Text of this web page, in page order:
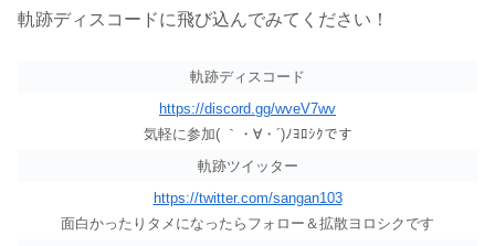
軌跡ディスコードに飛び込んでみてください！
軌跡ディスコード
https://discord.gg/wveV7wv
気軽に参加( ｀・∀・´)ﾉﾖﾛｼｸです
軌跡ツイッター
https://twitter.com/sangan103
面白かったりタメになったらフォロー＆拡散ヨロシクです